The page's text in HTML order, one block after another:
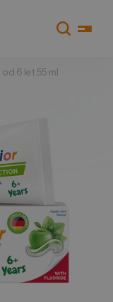
6 let 55 ml